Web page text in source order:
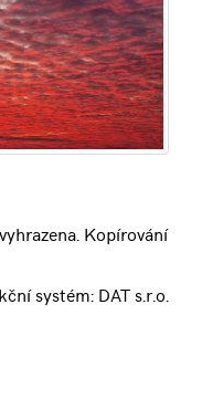
Kopírování
systém: DAT s.r.o.